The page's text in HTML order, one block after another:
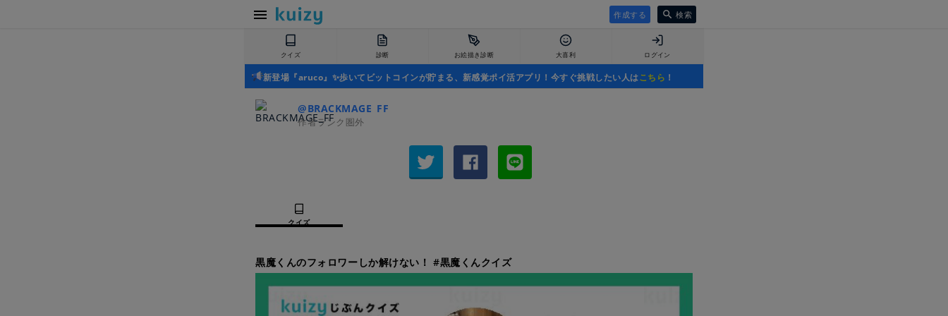
作成する 検索
クイズ 診断 お絵描き診断 大喜利 ログイン
新登場『aruco』✨歩いてビットコインが貯まる、新感覚ポイ活アプリ！今すぐ挑戦したい人はこちら ！
@BRACKMAGE_FF
作者ランク圏外
クイズ
黒魔くんのフォロワーしか解けない！ #黒魔くんクイズ